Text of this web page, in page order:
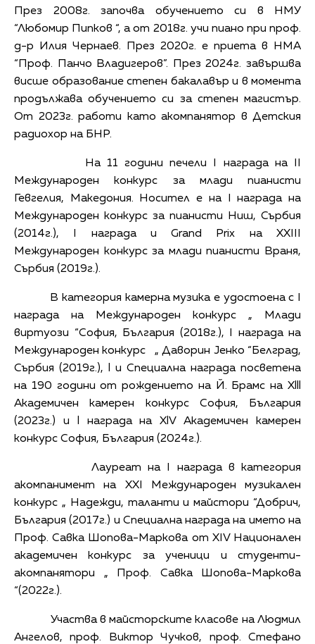
През 2008г. започва обучението си в НМУ
“Любомир Пипков “, а от 2018г. учи пиано при проф.
д-р Илия Чернаев. През 2020г. е приета в НМА
“Проф. Панчо Владигеров”. През 2024г. завършва
висше образование степен бакалавър и в момента
продължава обучението си за степен магистър.
От 2023г. работи като акомпанятор в Детския
радиохор на БНР.
На 11 години печели I награда на II
Международен конкурс за млади пианисти
Гевгелия, Македония. Носител е на I награда на
Международен конкурс за пианисти Ниш, Сърбия
(2014г.), I награда и Grand Prix на XXIII
Международен конкурс за млади пианисти Враня,
Сърбия (2019г.).
В категория камерна музика е удостоена с I
награда на Международен конкурс „ Млади
виртуози “София, България (2018г.), I награда на
Международен конкурс „ Даворин Jенко “Белград,
Сърбия (2019г.), l и Специална награда посветена
на 190 години от рождението на Й. Брамс на Xlll
Академичен камерен конкурс София, България
(2023г.) и l награда на XlV Академичен камерен
конкурс София, България (2024г.).
Лауреат на I награда в категория
акомпанимент на XXI Международен музикален
конкурс „ Надежди, таланти и майстори “Добрич,
България (2017г.) и Специална награда на името на
Проф. Савка Шопова-Маркова от XIV Национален
академичен конкурс за ученици и студенти-
акомпанятори „ Проф. Савка Шопова-Маркова
“(2022г.).
Участва в майсторските класове на Людмил
Ангелов, проф. Виктор Чучков, проф. Стефано